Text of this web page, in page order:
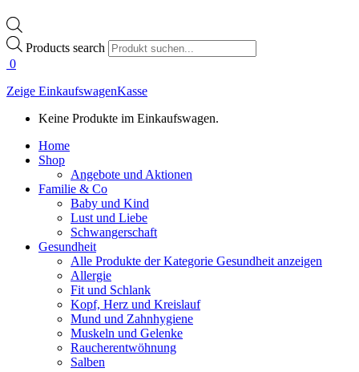
Products search
0
Zeige EinkaufswagenKasse
Keine Produkte im Einkaufswagen.
Home
Shop
Angebote und Aktionen
Familie & Co
Baby und Kind
Lust und Liebe
Schwangerschaft
Gesundheit
Alle Produkte der Kategorie Gesundheit anzeigen
Allergie
Fit und Schlank
Kopf, Herz und Kreislauf
Mund und Zahnhygiene
Muskeln und Gelenke
Raucherentwöhnung
Salben